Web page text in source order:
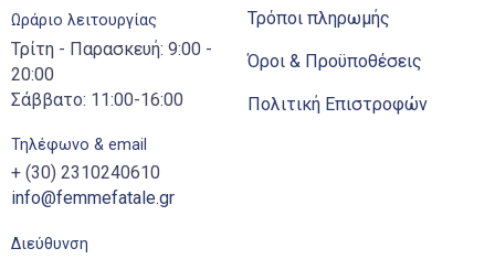
Ωράριο λειτουργίας
Τρίτη - Παρασκευή: 9:00 -
20:00
Σάββατο: 11:00-16:00
Τηλέφωνο & email
+ (30) 2310240610
info@femmefatale.gr
Διεύθυνση
Τρόποι πληρωμής
Όροι & Προϋποθέσεις
Πολιτική Επιστροφών